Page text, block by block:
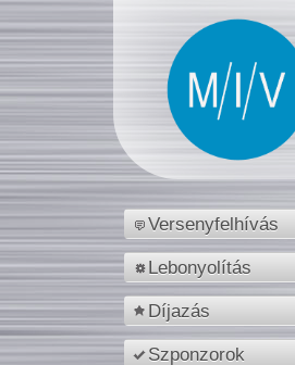
Versenyfelhívás
Lebonyolítás
Díjazás
Szponzorok